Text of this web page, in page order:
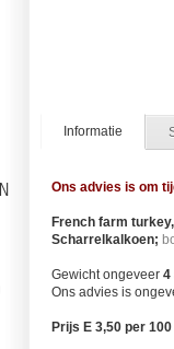
Informatie
Ons advies is om
French farm
Scharrelkalkoen;
Gewicht ongeveer 4
Ons advies is
Prijs E 3,50 per